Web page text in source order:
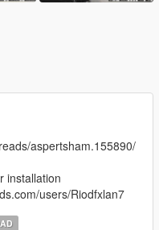
aspertsham.155890/
installation
users/Riodfxlan7